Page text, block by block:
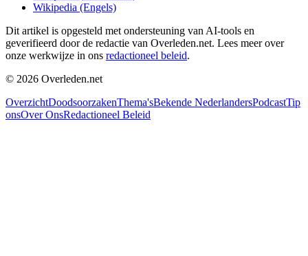
Wikipedia (Engels)
Dit artikel is opgesteld met ondersteuning van AI-tools en
geverifieerd door de redactie van Overleden.net. Lees meer over
onze werkwijze in ons redactioneel beleid.
© 2026 Overleden.net
OverzichtDoodsoorzakenThema'sBekende NederlandersPodcastTip
onsOver OnsRedactioneel Beleid